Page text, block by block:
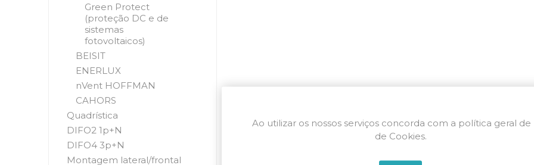
Green Protect
(proteção DC e de
sistemas
fotovoltaicos)
BEISIT
ENERLUX
nVent HOFFMAN
CAHORS
Quadrística
DIFO2 1p+N
DIFO4 3p+N
Montagem lateral/frontal
Ao utilizar os nossos serviços concorda com a política geral de
de Cookies.